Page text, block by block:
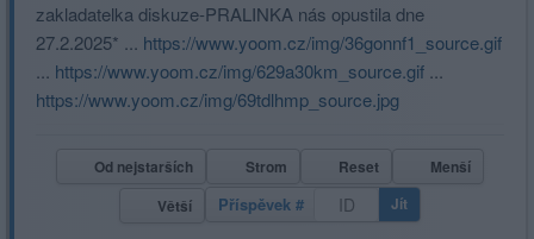
zakladatelka diskuze-PRALINKA nás opustila dne
27.2.2025* ... https://www.yoom.cz/img/36gonnf1_source.gif
... https://www.yoom.cz/img/629a30km_source.gif ...
https://www.yoom.cz/img/69tdlhmp_source.jpg
Od nejstarších Strom Reset
Menší
Větší
Příspěvek # Jít